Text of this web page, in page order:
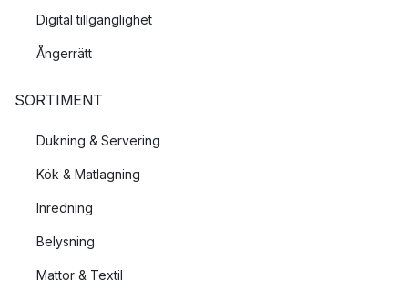
Digital tillgänglighet
Ångerrätt
SORTIMENT
Dukning & Servering
Kök & Matlagning
Inredning
Belysning
Mattor & Textil